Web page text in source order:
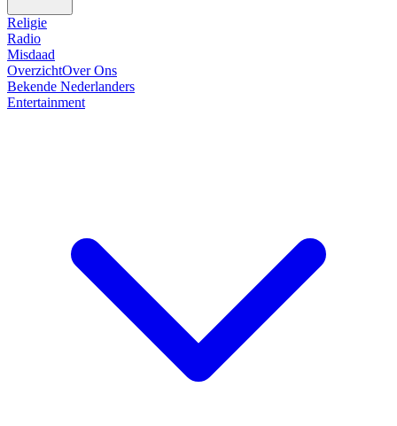
Religie
Radio
Misdaad
OverzichtOver Ons
Bekende Nederlanders
Entertainment